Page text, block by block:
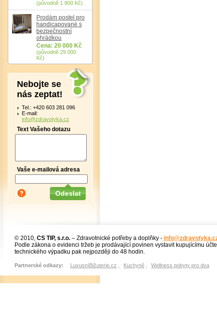
(původně 1 800 Kč)
Prodám postel pro
handicapované s
bezpečnostní
ohrádkou
Cena: 20 000 Kč
(původně 29 000
Kč)
Nebojte se
nás zeptat!
Tel.: +420 603 281 096
E-mail:
info@zdravotyka.cz
Text Vašeho dotazu
Vaše e-mailová adresa
© 2010, CS TIP, s.r.o. – Zdravotnické potřeby a doplňky -
Podle zákona o evidenci tržeb je prodávající povinen vystavit kupujícímu
technického výpadku pak nejpozději do 48 hodin.
Partnerské odkazy: LuxusníBižuterie.cz Kuchyně Wellness pobyty pro dva